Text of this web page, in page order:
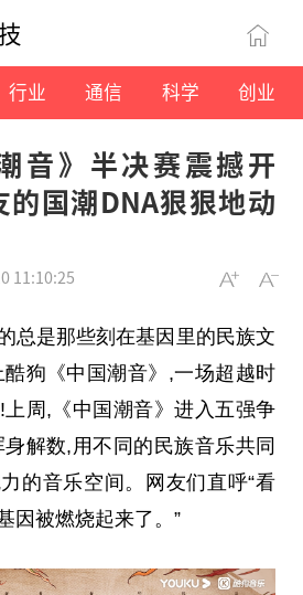
行业 通信 科学 创业
音》半决赛震撼开
的国潮DNA狠狠地动
11:10:25
总是那些刻在基因里的民族文
狗《中国潮音》,一场超越时
周,《中国潮音》进入五强争
解数,用不同的民族音乐共同
的音乐空间。网友们直呼“看
因被燃烧起来了。”